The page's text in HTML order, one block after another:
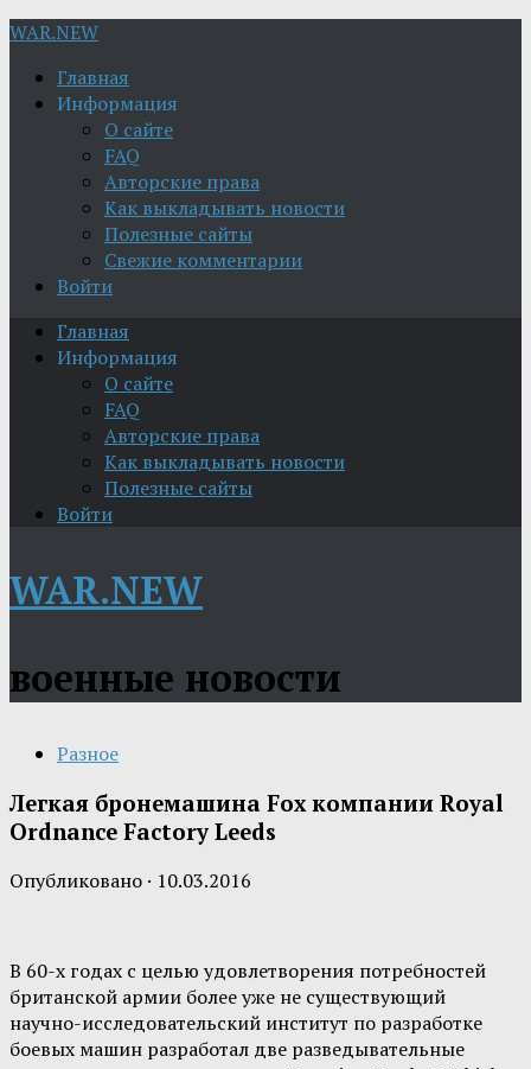
WAR.NEW
Главная
Информация
О сайте
FAQ
Авторские права
Как выкладывать новости
Полезные сайты
Свежие комментарии
Войти
Главная
Информация
О сайте
FAQ
Авторские права
Как выкладывать новости
Полезные сайты
Войти
WAR.NEW
военные новости
Разное
Легкая бронемашина Fox компании Royal
Ordnance Factory Leeds
Опубликовано · 10.03.2016
В 60-х годах с целью удовлетворения потребностей
британской армии более уже не существующий
научно-исследовательский институт по разработке
боевых машин разработал две разведывательные